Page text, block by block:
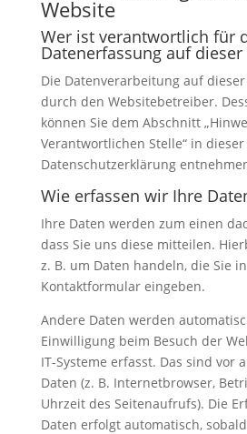
Website
Wer ist verantwortlich für
Datenerfassung auf dieser
Die Datenverarbeitung auf
durch den Websitebetreiber.
können Sie dem Abschnitt
Verantwortlichen Stelle“ in dieser
Datenschutzerklärung
Wie erfassen wir Ihre
Ihre Daten werden zum einen
dass Sie uns diese mitteilen.
z. B. um Daten handeln, die Sie
Kontaktformular eingeben.
Andere Daten werden
Einwilligung beim Besuch der
IT-Systeme erfasst. Das sind vor
Daten (z. B. Internetbrowser,
Uhrzeit des Seitenaufrufs). Die
Daten erfolgt automatisch,